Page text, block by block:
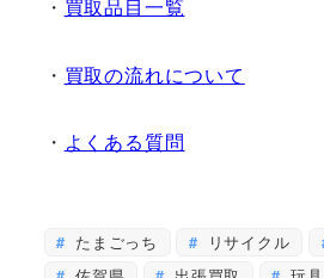
・ 買取品目一覧
・ 買取の流れについて
・ よくある質問
たまごっち リサイクル